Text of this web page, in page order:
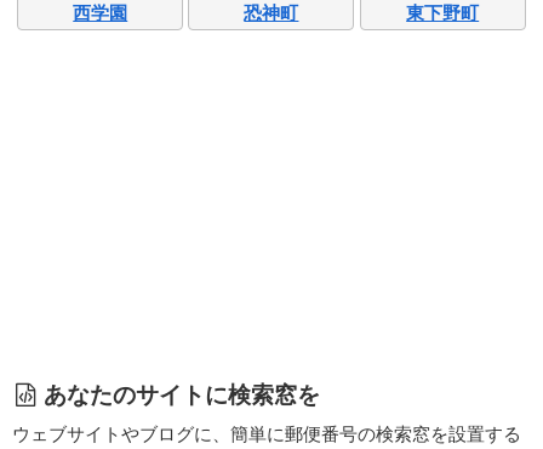
西学園 恐神町 東下野町
あなたのサイトに検索窓を
ウェブサイトやブログに、簡単に郵便番号の検索窓を設置する